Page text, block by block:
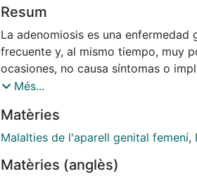
Resum
La adenomiosis es una enfermedad
frecuente y, al mismo tiempo, muy
ocasiones, no causa síntomas o
molestias leves. Sin embargo, en
pélvicos, abundante sangrado
durante la menstruación, relaciones
Més...
Matèries
Malalties de l'aparell genital femení,
Matèries (anglès)